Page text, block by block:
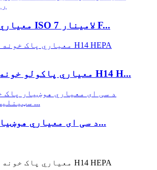
د CE معیاري ISO 7 لامینار F...
د CE معیاري پاکولو خونه H14 H...
د سی ای معیاري هوښیار کلی...